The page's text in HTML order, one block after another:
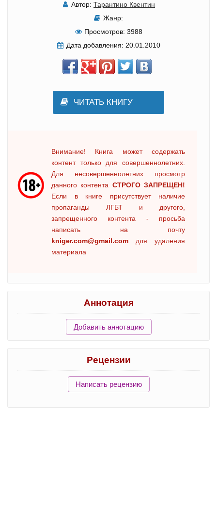
Автор: Тарантино Квентин
Жанр:
Просмотров: 3988
Дата добавления: 20.01.2010
ЧИТАТЬ КНИГУ
Внимание! Книга может содержать
контент только для совершеннолетних.
Для несовершеннолетних просмотр
данного контента СТРОГО ЗАПРЕЩЕН!
Если в книге присутствует наличие
пропаганды ЛГБТ и другого,
запрещенного контента - просьба
написать на почту
kniger.com@gmail.com для удаления
материала
Аннотация
Добавить аннотацию
Рецензии
Написать рецензию